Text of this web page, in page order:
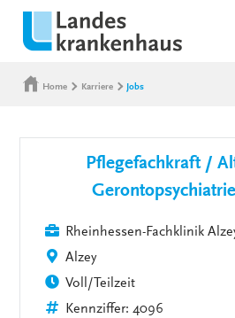
Home Karriere Jobs
Pflegefachkraft /
Rheinhessen-Fachklinik
Alzey
Voll/Teilzeit
Kennziffer: 4096